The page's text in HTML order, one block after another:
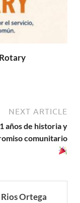
NEXT ARTICLE
años de historia y
comunitario
Ortega